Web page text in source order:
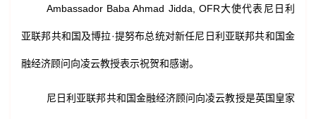
Ambassador Baba Ahmad Jidda, OFR大使代表尼日利
亚联邦共和国及博拉·提努布总统对新任尼日利亚联邦共和国金
融经济顾问向凌云教授表示祝贺和感谢。
尼日利亚联邦共和国金融经济顾问向凌云教授是英国皇家